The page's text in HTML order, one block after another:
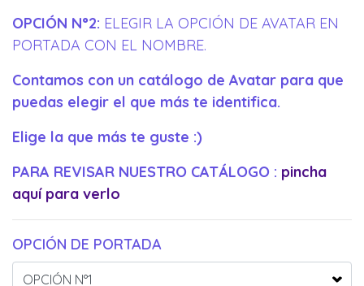
OPCIÓN N°2: ELEGIR LA OPCIÓN DE AVATAR EN
PORTADA CON EL NOMBRE.
Contamos con un catálogo de Avatar para que
puedas elegir el que más te identifica.
Elige la que más te guste :)
PARA REVISAR NUESTRO CATÁLOGO : pincha
aquí para verlo
OPCIÓN DE PORTADA